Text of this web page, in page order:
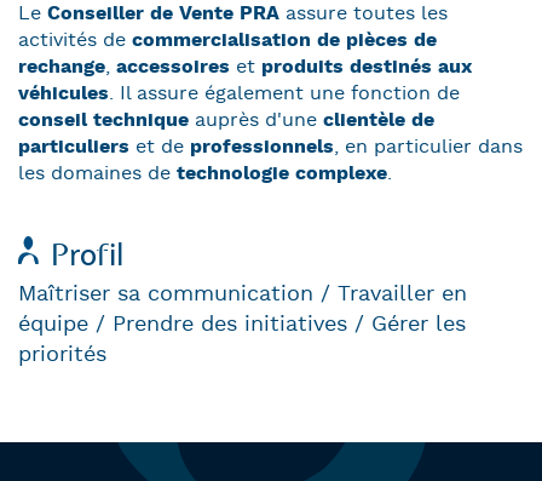
Le Conseiller de Vente PRA assure toutes les
activités de commercialisation de pièces de
rechange, accessoires et produits destinés aux
véhicules. Il assure également une fonction de
conseil technique auprès d'une clientèle de
particuliers et de professionnels, en particulier dans
les domaines de technologie complexe.
Profil
Maîtriser sa communication / Travailler en
équipe / Prendre des initiatives / Gérer les
priorités
Background